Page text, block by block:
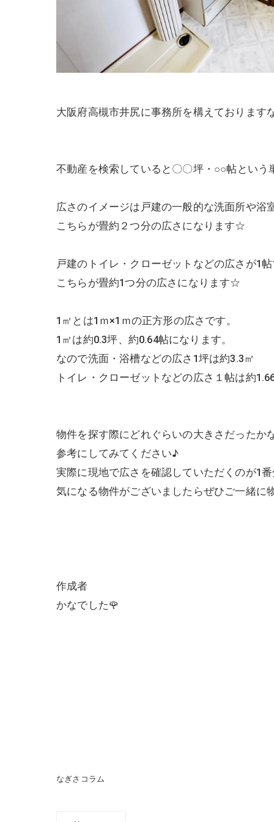
大阪府高槻市井尻に事務所を構えております
不動産を検索していると〇〇坪・○○帖という
広さのイメージは戸建の一般的な洗面所や浴
こちらが畳約２つ分の広さになります☆
戸建のトイレ・クローゼットなどの広さが1帖
こちらが畳約1つ分の広さになります☆
1㎡とは1ｍ×1ｍの正方形の広さです。
1㎡は約0.3坪、約0.64帖になります。
なので洗面・浴槽などの広さ1坪は約3.3㎡
トイレ・クローゼットなどの広さ１帖は約
物件を探す際にどれぐらいの大きさだったか
参考にしてみてください♪
実際に現地で広さを確認していただくのが1
気になる物件がございましたらぜひご一緒に
作成者
かなでした🌹
なぎさコラム